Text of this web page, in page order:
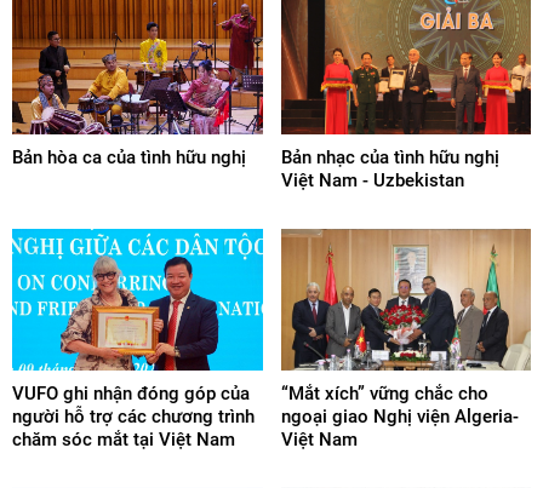
Bản hòa ca của tình hữu nghị
Bản nhạc của tình hữu nghị
Việt Nam - Uzbekistan
VUFO ghi nhận đóng góp của
người hỗ trợ các chương trình
chăm sóc mắt tại Việt Nam
“Mắt xích” vững chắc cho
ngoại giao Nghị viện Algeria-
Việt Nam